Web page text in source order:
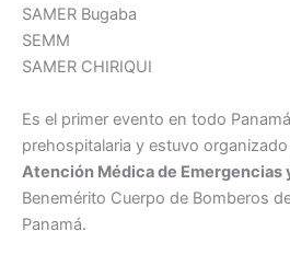
SAMER Bugaba
SEMM
SAMER CHIRIQUI
Es el primer evento en todo
prehospitalaria y estuvo
Atención Médica de Emergencias
Benemérito Cuerpo de Bomberos
Panamá.